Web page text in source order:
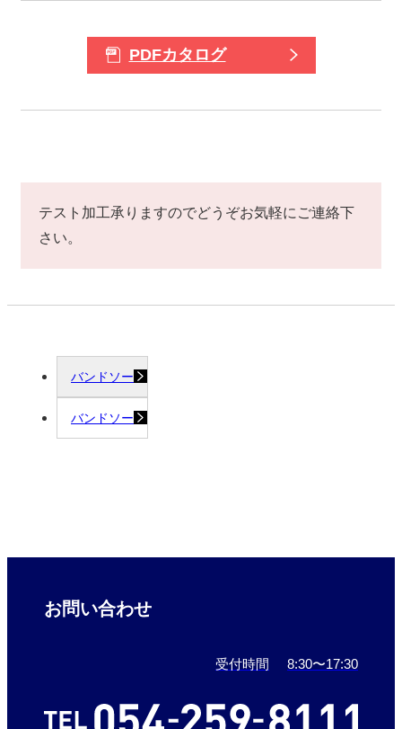
PDFカタログ
テスト加工承りますのでどうぞお気軽にご連絡下
さい。
バンドソー
バンドソー
お問い合わせ
受付時間 8:30〜17:30